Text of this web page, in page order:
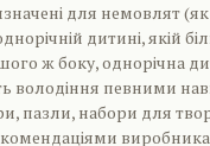
для немовлят
дитині, якій
ж боку, однорічна
володіння певними
пазли, набори для